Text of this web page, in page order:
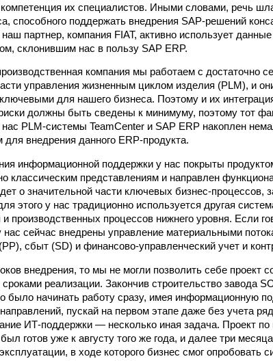
их специалистов. Иными словами, речь
способного поддержать внедрения SAP-решений
наш партнер, компания FIAT, активно использует
склонившим нас в пользу SAP­ ERP.
компания мы работаем с достаточно
управления жизненным циклом изделия (PLM), и
для нашего бизнеса. Поэтому и их
должны быть сведены к минимуму, поэтому тот
PLM‑системы TeamCenter и SAP ERP накоплен
внедрения данного ERP-продукта.
информационной поддержки у нас покрыты
классиче­ским представлениям и направлен
о значительной части ключевых бизнес-процессов,
этого у нас традиционно используется другая
производственных процессов нижнего уровня. Если
нас сейчас внедрены управление материальными
сбыт (SD) и финансово‑управленческий учет и
внедрения, то мы не могли позволить себе проект
реализации. Закончив строительство завода
было начинать работу сразу, имея информационную
пускай на первом этапе даже без учета
ИТ-поддержки — несколько иная задача. Проект по
был готов уже к августу того же года, и далее три
в ходе которого бизнес смог опробовать